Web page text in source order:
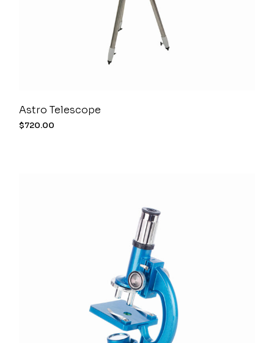
Astro Telescope
$720.00